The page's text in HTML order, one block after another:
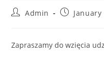
Admin January
Zapraszamy do wzięcia